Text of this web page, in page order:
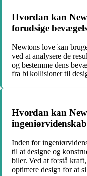
Hvordan kan
forudsige
Newtons love kan
ved at analysere de
og bestemme dens
fra bilkollisioner til
Hvordan kan
Inden for
til at designe og
biler. Ved at forstå
optimere design for at